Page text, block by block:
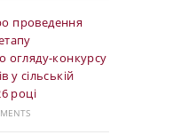
проведення
огляду-конкурсу
у сільській
році